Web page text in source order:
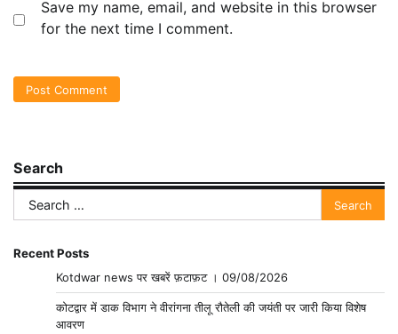
Save my name, email, and website in this browser
for the next time I comment.
Search
Search
for:
Recent Posts
Kotdwar news पर खबरें फ़टाफ़ट । 09/08/2026
कोटद्वार में डाक विभाग ने वीरांगना तीलू रौतेली की जयंती पर जारी किया विशेष
आवरण